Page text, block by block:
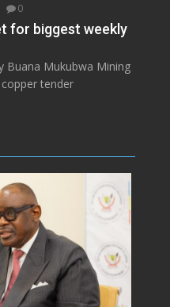
0
for biggest weekly
Buana Mukubwa Mining
tender